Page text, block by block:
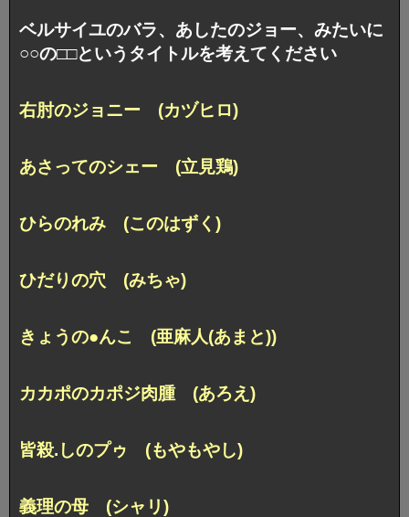
ベルサイユのバラ、あしたのジョー、みたいに
○○の□□というタイトルを考えてください
右肘のジョニー (カヅヒロ)
あさってのシェー (立見鶏)
ひらのれみ (このはずく)
ひだりの穴 (みちゃ)
きょうの●んこ (亜麻人(あまと))
カカポのカポジ肉腫 (あろえ)
皆殺.しのプゥ (もやもやし)
義理の母 (シャリ)